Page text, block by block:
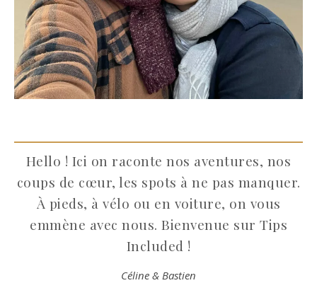
Hello ! Ici on raconte nos aventures, nos
coups de cœur, les spots à ne pas manquer.
À pieds, à vélo ou en voiture, on vous
emmène avec nous. Bienvenue sur Tips
Included !
Céline & Bastien